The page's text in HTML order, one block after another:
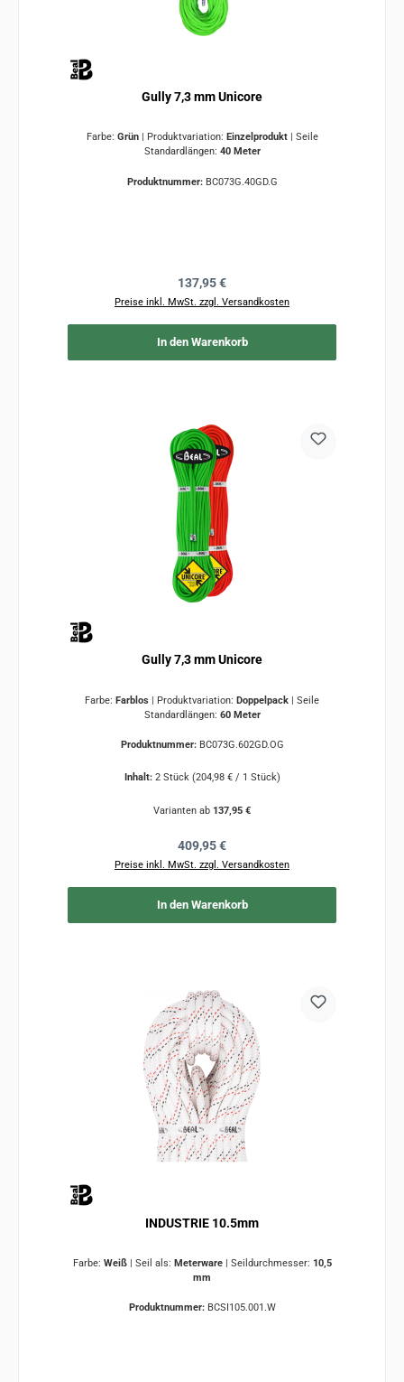
Gully 7,3 mm Unicore
Farbe: Grün Produktvariation: Einzelprodukt
Standardlängen: 40 Meter
Produktnummer: BC073G.40GD.G
Regulärer Preis:
137,95 €
Preise inkl. MwSt. zzgl. Versandkosten
In den Warenkorb
Gully 7,3 mm Unicore
Farbe: Farblos | Produktvariation: Doppelpack |
Standardlängen: 60 Meter
Produktnummer: BC073G.602GD.OG
Inhalt: 2 Stück (204,98 € / 1 Stück)
Varianten ab 137,95 €
Regulärer Preis:
409,95 €
Preise inkl. MwSt. zzgl. Versandkosten
In den Warenkorb
INDUSTRIE 10.5mm
Farbe: Weiß | Seil als: Meterware | Seildurchmesser: 10,5
mm
Produktnummer: BCSI105.001.W